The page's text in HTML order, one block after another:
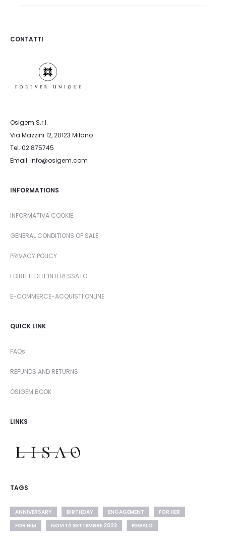
CONTATTI
Osigem S.r.l.
Via Mazzini 12, 20123 Milano
Tel. 02.875745
Email: info@osigem.com
INFORMATIONS
INFORMATIVA COOKIE
GENERAL CONDITIONS OF SALE
PRIVACY POLICY
I DIRITTI DELL’INTERESSATO
E-COMMERCE-ACQUISTI ONLINE
QUICK LINK
FAQs
REFUNDS AND RETURNS
OSIGEM BOOK
LINKS
TAGS
ANNIVERSARY BIRTHDAY ENGAGEMENT
FOR HER
FOR HIM
NOVITÀ SETTEMBRE 2023 REGALO